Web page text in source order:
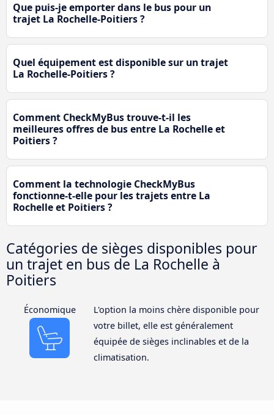
Que puis-je emporter dans le bus pour un
trajet La Rochelle-Poitiers ?
Quel équipement est disponible sur un trajet
La Rochelle-Poitiers ?
Comment CheckMyBus trouve-t-il les
meilleures offres de bus entre La Rochelle et
Poitiers ?
Comment la technologie CheckMyBus
fonctionne-t-elle pour les trajets entre La
Rochelle et Poitiers ?
Catégories de sièges disponibles pour
un trajet en bus de La Rochelle à
Poitiers
Économique
L'option la moins chère disponible pour
votre billet, elle est généralement
équipée de sièges inclinables et de la
climatisation.